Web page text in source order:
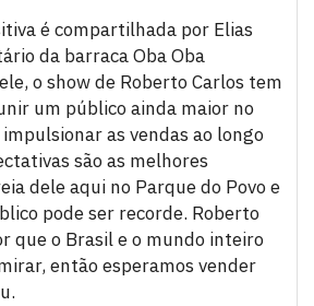
é compartilhada por Elias
da barraca Oba Oba
o show de Roberto Carlos tem
um público ainda maior no
as vendas ao longo
são as melhores
dele aqui no Parque do Povo e
pode ser recorde. Roberto
que o Brasil e o mundo inteiro
então esperamos vender